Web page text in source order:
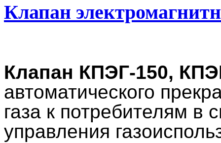
Клапан
Клапан КПЭГ-150,
автоматического
газа к потребителям в
управления